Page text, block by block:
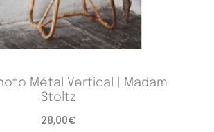
Métal Vertical | Madam
Stoltz
28,00€